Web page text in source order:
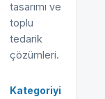
tasarımı ve
toplu
tedarik
çözümleri.
Kategoriyi